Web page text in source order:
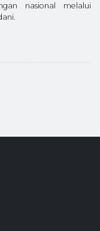
nasional melalui